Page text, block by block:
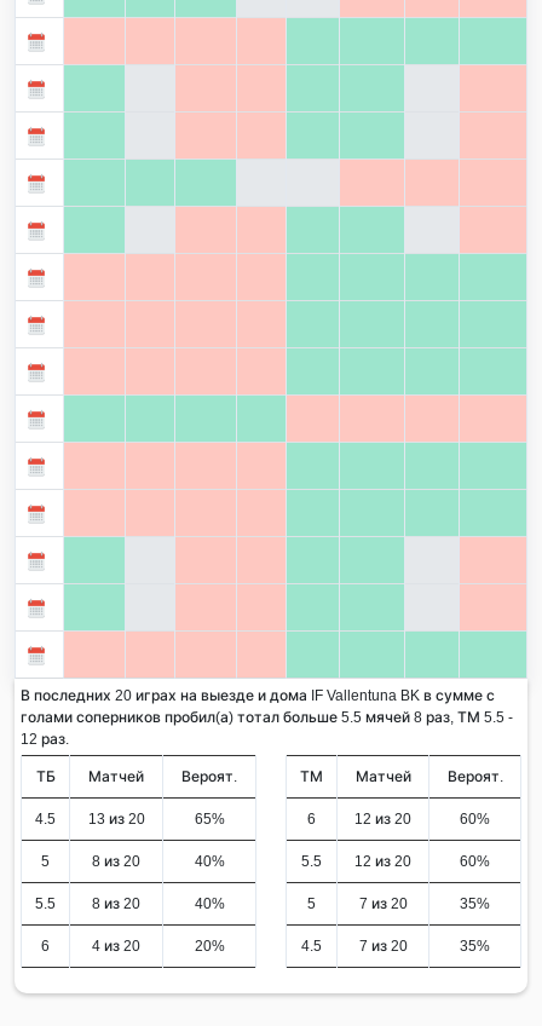
В последних 20 играх на выезде и дома IF Vallentuna BK в сумме с
голами соперников пробил(а) тотал больше 5.5 мячей 8 раз, ТМ 5.5 -
12 раз.
ТБ Матчей Вероят.
4.5 13 из 20 65%
5 8 из 20 40%
5.5 8 из 20 40%
6 4 из 20 20%
ТМ Матчей Вероят.
6 12 из 20 60%
5.5 12 из 20 60%
5 7 из 20 35%
4.5 7 из 20 35%